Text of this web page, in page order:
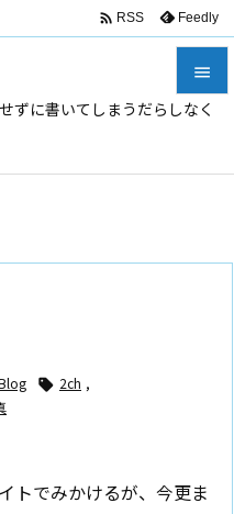
ずに書いてしまうだらしなく



 RSS Feedly
 2ch ,
トでみかけるが、今更ま